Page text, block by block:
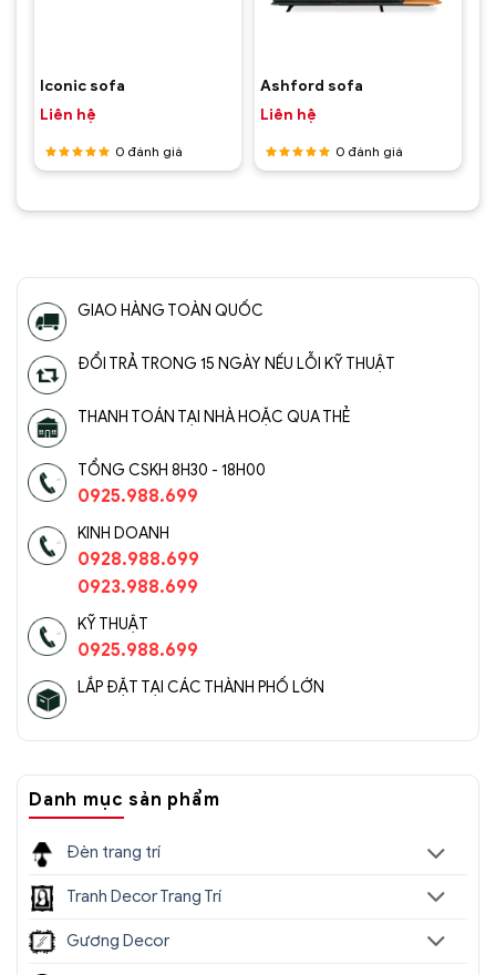
Iconic sofa
Liên hệ
Được
55 sao
0 đánh giá
Ashford sofa
Liên hệ
Được
55 sao
0 đánh giá
GIAO HÀNG TOÀN QUỐC
ĐỔI TRẢ TRONG 15 NGÀY NẾU LỖI KỸ THUẬT
THANH TOÁN TẠI NHÀ HOẶC QUA THẺ
TỔNG CSKH 8H30 - 18H00
0925.988.699
KINH DOANH
0928.988.699
0923.988.699
KỸ THUẬT
0925.988.699
LẮP ĐẶT TẠI CÁC THÀNH PHỐ LỚN
Danh mục sản phẩm
Đèn trang trí
Tranh Decor Trang Trí
Gương Decor